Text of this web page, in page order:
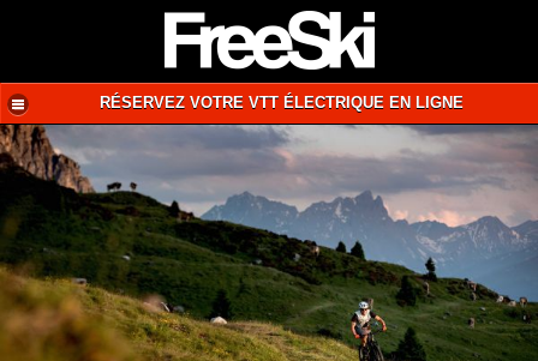
RÉSERVEZ VOTRE VTT ÉLECTRIQUE EN LIGNE